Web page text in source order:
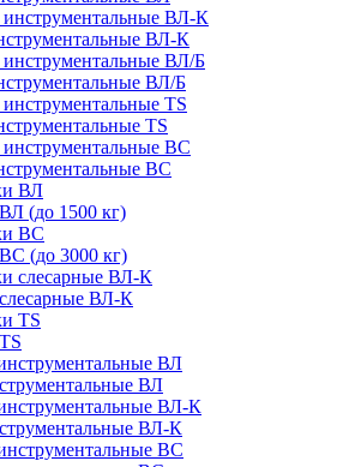
ВЛ-К
ВЛ/Б
TS
ВС
(до 1500 кг)
(до 3000 кг)
ВЛ-К
ВЛ
ВЛ-К